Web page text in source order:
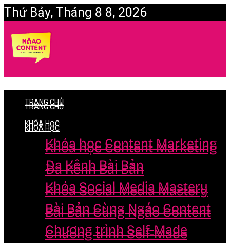
Thứ Bảy, Tháng 8 8, 2026
Login
TRANG CHỦ
KHÓA HỌC
Khóa học Content Marketing
Đa Kênh Bài Bản
Khóa Social Media Mastery
Bài Bản Cùng Ngáo Content
Chương trình Self-Made
TRANG CHỦ
KHÓA HỌC
Khóa học Content Marketing
Đa Kênh Bài Bản
Khóa Social Media Mastery
Bài Bản Cùng Ngáo Content
Chương trình Self-Made